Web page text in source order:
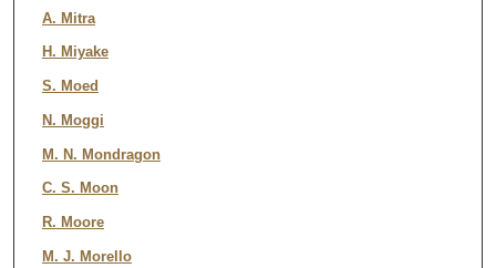
A. Mitra
H. Miyake
S. Moed
N. Moggi
M. N. Mondragon
C. S. Moon
R. Moore
M. J. Morello